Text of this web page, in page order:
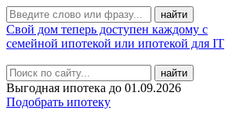
Свой дом теперь доступен каждому с
семейной ипотекой или ипотекой для IT
найти
Выгодная ипотека до 01.09.2026
Подобрать ипотеку